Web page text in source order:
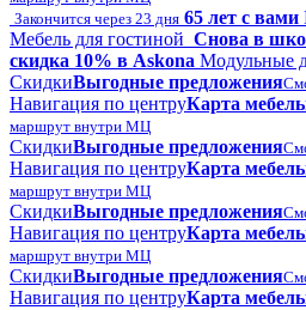
Закончится через 23 дня 65 лет с вами
Мебель для гостиной Снова в
скидка 10% в Askona Модульные
СкидкиВыгодные предложения
Навигация по центруКарта
маршрут внутри МЦ
СкидкиВыгодные предложения
Навигация по центруКарта
маршрут внутри МЦ
СкидкиВыгодные предложения
Навигация по центруКарта
маршрут внутри МЦ
СкидкиВыгодные предложения
Навигация по центруКарта